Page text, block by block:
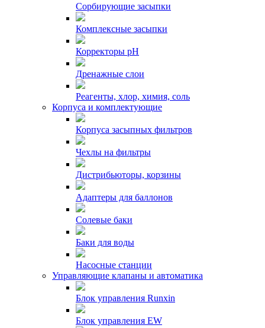
Сорбирующие засыпки
Комплексные засыпки
Корректоры pH
Дренажные слои
Реагенты, хлор, химия, соль
Корпуса и комплектующие
Корпуса засыпных фильтров
Чехлы на фильтры
Дистрибьюторы, корзины
Адаптеры для баллонов
Солевые баки
Баки для воды
Насосные станции
Управляющие клапаны и автоматика
Блок управления Runxin
Блок управления EW